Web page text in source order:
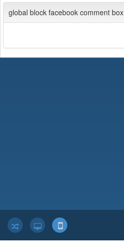
global block facebook comment box